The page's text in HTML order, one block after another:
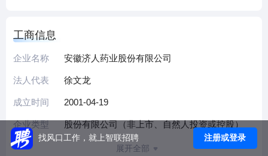
公司一直秉持着“尊重人才、爱护人才、宽容人才、成就人
才”的理念，高度重视人才发展与培养，通过岗位练兵、技能
力资源，把员工培养成综合性人才。
工商信息
企业名称 安徽济人药业股份有限公司
法人代表 徐文龙
成立时间 2001-04-19
企业类型 股份有限公司（非上市、自然人投资或控股）
展开全部
找风口工作，就上智联招聘 注册或登录